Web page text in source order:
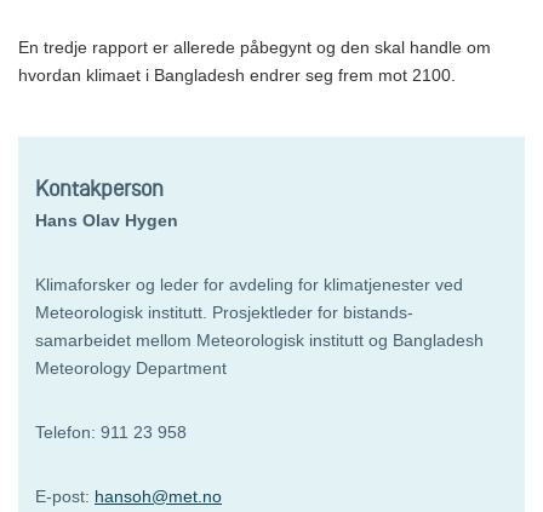
En tredje rapport er allerede påbegynt og den skal handle om
hvordan klimaet i Bangladesh endrer seg frem mot 2100.
Kontakperson
Hans Olav Hygen
Klimaforsker og leder for avdeling for klimatjenester ved
Meteorologisk institutt. Prosjektleder for bistands-
samarbeidet mellom Meteorologisk institutt og Bangladesh
Meteorology Department
Telefon: 911 23 958
E-post: hansoh@met.no